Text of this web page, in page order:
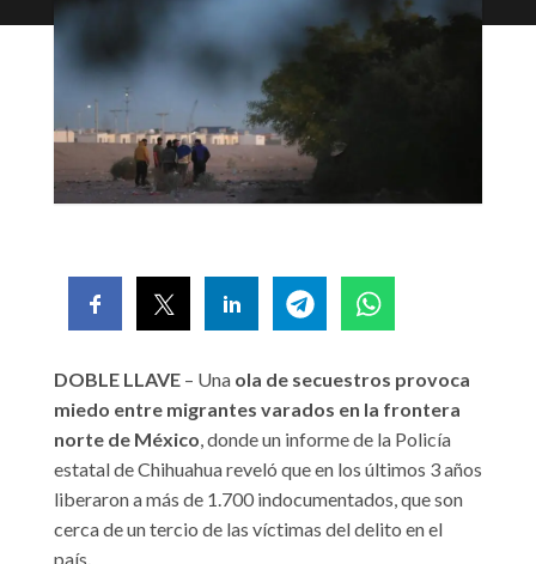
DOBLE LLAVE – Una ola de secuestros provoca
miedo entre migrantes varados en la frontera
norte de México, donde un informe de la Policía
estatal de Chihuahua reveló que en los últimos 3 años
liberaron a más de 1.700 indocumentados, que son
cerca de un tercio de las víctimas del delito en el
país.